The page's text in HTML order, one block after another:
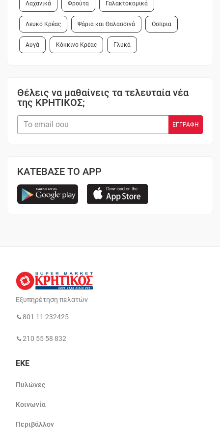
Λαχανικά Φρούτα Γαλακτοκομικά
Λευκό Κρέας Ψάρια και Θαλασσινά Όσπρια
Αυγά Κόκκινο Κρέας Γλυκά
Θέλεις να μαθαίνεις τα τελευταία νέα
της ΚΡΗΤΙΚΟΣ;
ΚΑΤΕΒΑΣΕ ΤΟ APP
Εξυπηρέτηση πελατών
801 11 232425
210 55 58 832
ΕΚΕ
Πυλώνες
Κοινωνία
Περιβάλλον